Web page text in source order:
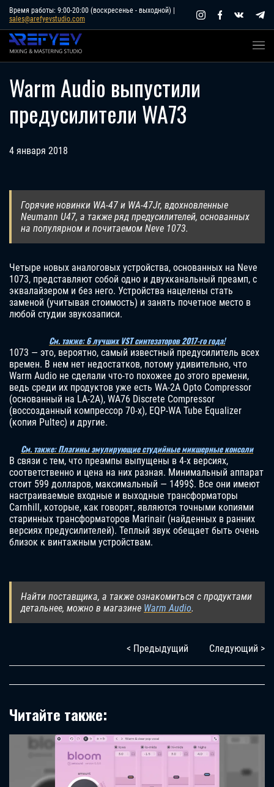
Skip
content
Время работы: 9:00-20:00 (воскресенье - выходной) |
sales@arefyevstudio.com
Warm Audio выпустили
предусилители WA73
4 января 2018
Горячие новинки WA-47 и WA-47Jr, вдохновленные
Neumann U47, а также ряд предусилителей, основанных
на популярном и почитаемом Neve 1073.
Четыре новых аналоговых устройства, основанных на Neve
1073, представляют собой одно и двухканальный преамп, с
эквалайзером и без него. Устройства нацелены стать
заменой (учитывая стоимость) и занять почетное место в
любой студии звукозаписи.
См. также: 6 лучших VST синтезаторов 2017-го года!
1073 — это, вероятно, самый известный предусилитель всех
времен. В нем нет недостатков, потому удивительно, что
Warm Audio не сделали что-то похожее до этого времени,
ведь среди их продуктов уже есть WA-2A Opto Compressor
(основанный на LA-2A), WA76 Discrete Compressor
(воссозданный компрессор 70-х), EQP-WA Tube Equalizer
(копия Pultec) и другие.
См. также: Плагины эмулирующие студийные микшерные консоли
В связи с тем, что преампы выпущены в 4-х версиях,
соответственно и цена на них разная. Минимальный аппарат
стоит 599 долларов, максимальный — 1499$. Все они имеют
настраиваемые входные и выходные трансформаторы
Carnhill, которые, как говорят, являются точными копиями
старинных трансформаторов Marinair (найденных в ранних
версиях предусилителей). Теплый звук обещает быть очень
близок к винтажным устройствам.
Найти поставщика, а также ознакомиться с продуктами
детальнее, можно в магазине Warm Audio.
< Предыдущий Следующий >
Читайте также: